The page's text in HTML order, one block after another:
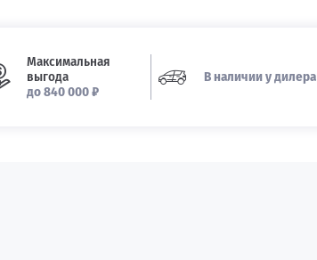
Максимальная
выгода
до 840 000 ₽
В наличии у дилера